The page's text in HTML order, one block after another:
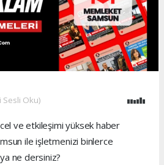
Sesli Oku)
ve etkileşimi yüksek haber
ile işletmenizi binlerce
ne dersiniz?